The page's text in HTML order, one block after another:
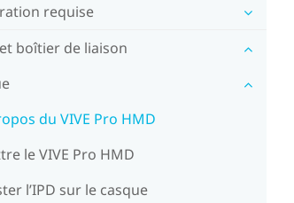
requise
boîtier de liaison
du VIVE Pro HMD
le VIVE Pro HMD
l’IPD sur le casque